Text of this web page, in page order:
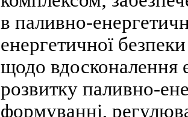
в паливно-
енергетичної
щодо вдосконалення
розвитку паливно-
формуванні,